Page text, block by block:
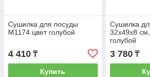
Сушилка для посуды
М1174 цвет голубой
4 410 ₸
Купить
Сушилка
32x49x8
голубой
3 780₸